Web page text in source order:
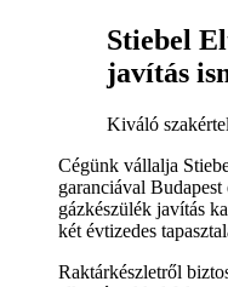
Stiebel
javítás
Kiváló
Cégünk vállalja
garanciával
gázkészülék javítás
két évtizedes
Raktárkészletről